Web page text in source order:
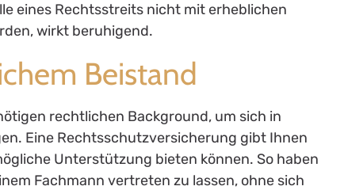
eines Rechtsstreits nicht mit erheblichen
wirkt beruhigend.
Beistand
rechtlichen Background, um sich in
Eine Rechtsschutzversicherung gibt Ihnen
Unterstützung bieten können. So haben
Fachmann vertreten zu lassen, ohne sich